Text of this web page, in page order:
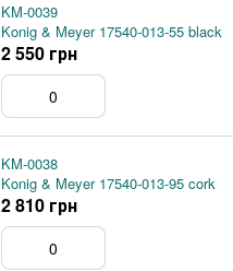
KM-0039
Konig & Meyer 17540-013-55 black
2 550 грн
KM-0038
Konig & Meyer 17540-013-95 cork
2 810 грн